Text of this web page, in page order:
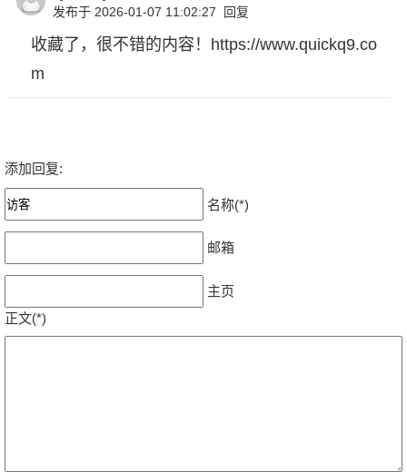
发布于 2026-01-07 11:02:27 回复
收藏了，很不错的内容！https://www.quickq9.co
m
添加回复:
名称(*)
邮箱
主页
正文(*)